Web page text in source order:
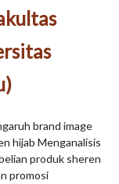
brand image
hijab Menganalisis
produk sheren
promosi